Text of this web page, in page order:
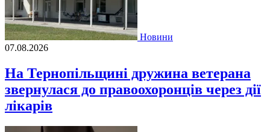
Новини
07.08.2026
На Тернопільщині дружина ветерана
звернулася до правоохоронців через дії
лікарів